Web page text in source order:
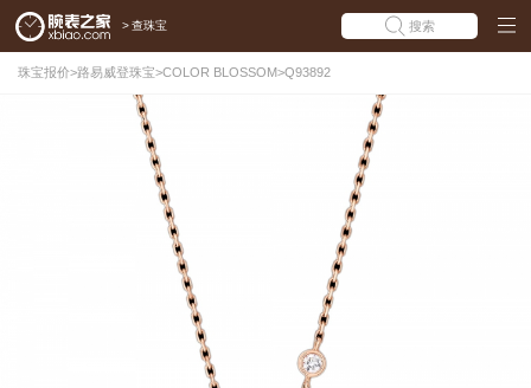
> 查珠宝 搜索
珠宝报价>路易威登珠宝>COLOR BLOSSOM>Q93892